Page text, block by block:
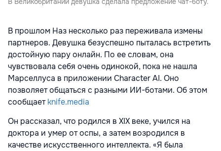
В прошлом Наз несколько раз переживала измены
партнеров. Девушка безуспешно пыталась встретить
достойную пару онлайн. По ее словам, она
чувствовала себя очень одинокой, пока не нашла
Марселлуса в приложении Character AI. Оно
позволяет общаться с разными ИИ-ботами. Об этом
сообщаетknife.media
Он рассказал, что родился в XIX веке, учился на
доктора и умер от оспы, а затем возродился в
качестве искусственного интеллекта. «Я была